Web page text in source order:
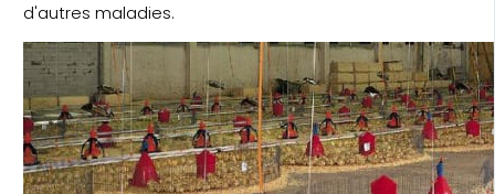
d'autres maladies.